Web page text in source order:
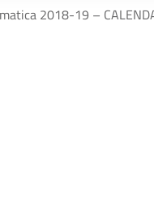
2018-19 –